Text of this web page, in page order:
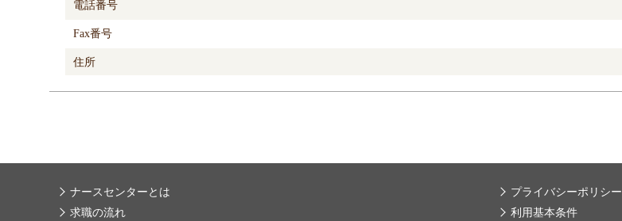
電話番号
Fax番号
住所
ナースセンターとは
求職の流れ
プライバシーポリシー
利用基本条件